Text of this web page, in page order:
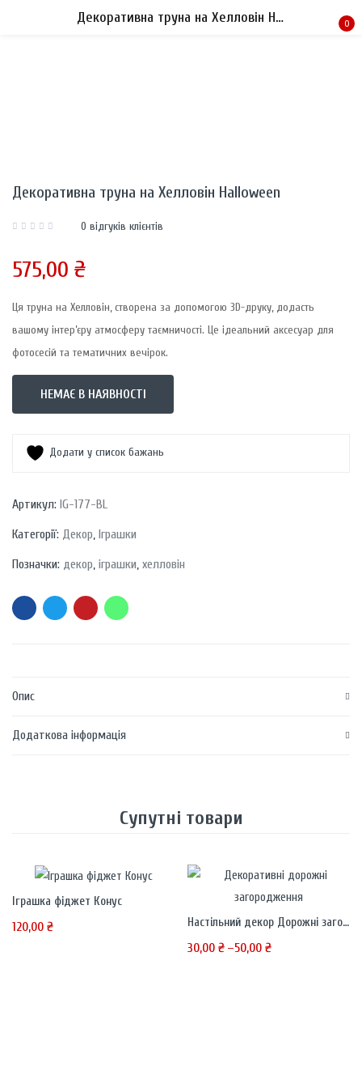
Декоративна труна на Хелловін Halloween 0
Декоративна труна на Хелловін Halloween
0 відгуків клієнтів
575,00 ₴
Ця труна на Хелловін, створена за допомогою 3D-друку, додасть
вашому інтер’єру атмосферу таємничості. Це ідеальний аксесуар для
фотосесій та тематичних вечірок.
НЕМАЄ В НАЯВНОСТІ
Додати у список бажань
Артикул: IG-177-BL
Категорії: Декор, Іграшки
Позначки: декор, іграшки, хелловін
Опис
Додаткова інформація
Супутні товари
Іграшка фіджет Конус
120,00 ₴ Настільний декор Дорожні загородження – паркан і конус
30,00 ₴ –50,00 ₴
Remember me Lost password?